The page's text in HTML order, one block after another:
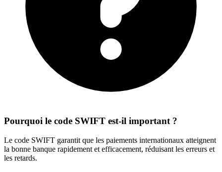
Pourquoi le code SWIFT est-il important ?
Le code SWIFT garantit que les paiements internationaux atteignent
la bonne banque rapidement et efficacement, réduisant les erreurs et
les retards.